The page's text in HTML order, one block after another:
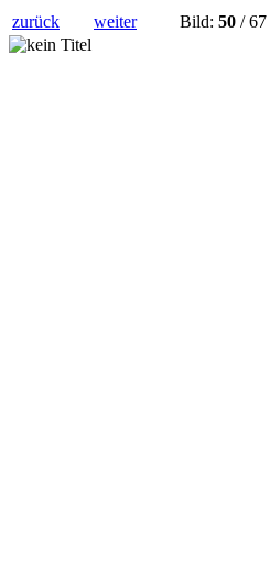
zurück weiter Bild: 50 / 67